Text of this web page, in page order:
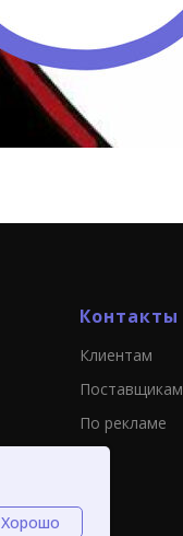
Контакты
Клиентам
Поставщикам
По рекламе
Хорошо